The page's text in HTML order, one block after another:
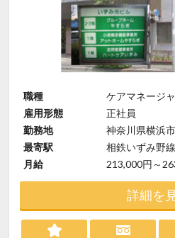
職種
ケアマネージ
雇用形態
正社員
勤務地
神奈川県横浜
最寄駅
相鉄いずみ野
月給
213,000円～
詳細を